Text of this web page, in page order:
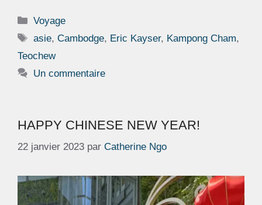
Catégories
Voyage
Étiquettes
asie,Cambodge, Eric Kayser, Kampong Cham,
Teochew
Un commentaire
HAPPY CHINESE NEW YEAR!
22 janvier 2023 par Catherine Ngo